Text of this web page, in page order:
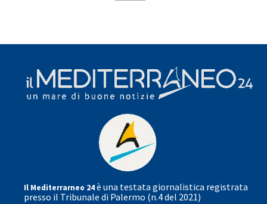
Il Mediterrarneo 24è una testata giornalistica registrata
presso il Tribunale di Palermo (n.4 del 2021)